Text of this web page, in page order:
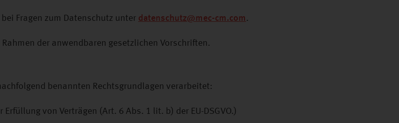
Fragen zum Datenschutz unter datenschutz@mec-cm.com .
der anwendbaren gesetzlichen Vorschriften.
benannten Rechtsgrundlagen verarbeitet:
von Verträgen (Art. 6 Abs. 1 lit. b) der EU-DSGVO.)